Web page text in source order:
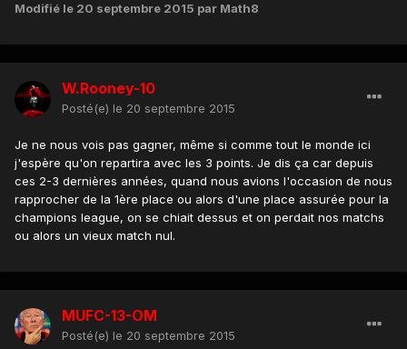
Modifié le 20 septembre 2015 par Math8
W.Rooney-10
Posté(e) le 20 septembre 2015
Je ne nous vois pas gagner, même si comme tout le monde ici
j'espère qu'on repartira avec les 3 points. Je dis ça car depuis
ces 2-3 dernières années, quand nous avions l'occasion de nous
rapprocher de la 1ère place ou alors d'une place assurée pour la
champions league, on se chiait dessus et on perdait nos matchs
ou alors un vieux match nul.
MUFC-13-OM
Posté(e) le 20 septembre 2015